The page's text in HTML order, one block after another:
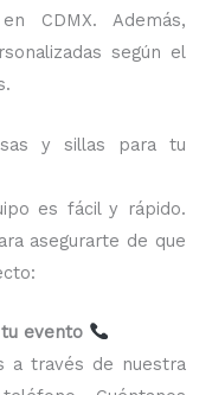
CDMX. Además,
según el
y sillas para tu
es fácil y rápido.
asegurarte de que
evento
a través de nuestra